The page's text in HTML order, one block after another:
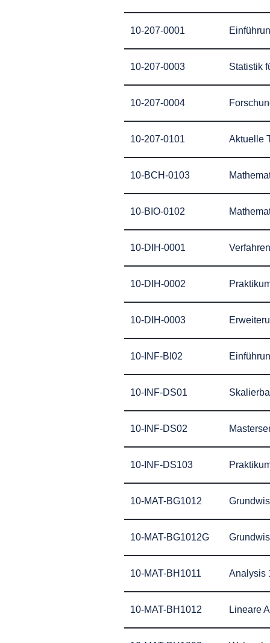
10-207-0001
10-207-0003 Statistik
10-207-0004
10-207-0101 Aktuelle
10-BCH-0103
10-BIO-0102
10-DIH-0001
10-DIH-0002
10-DIH-0003
10-INF-BI02
10-INF-DS01
10-INF-DS02
10-INF-DS103
10-MAT-BG1012
10-MAT-BG1012G
10-MAT-BH1011 Analysis
10-MAT-BH1012 Lineare